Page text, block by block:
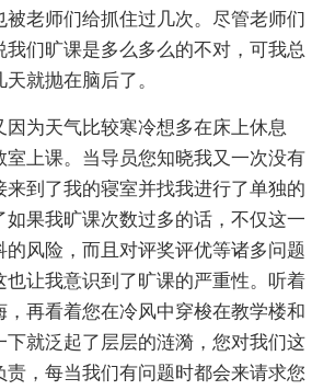
被老师们给抓住过几次。尽管老师们
我们旷课是多么多么的不对，可我总
就抛在脑后了。
因为天气比较寒冷想多在床上休息
室上课。当导员您知晓我又一次没有
来到了我的寝室并找我进行了单独的
如果我旷课次数过多的话，不仅这一
的风险，而且对评奖评优等诸多问题
也让我意识到了旷课的严重性。听着
，再看着您在冷风中穿梭在教学楼和
下就泛起了层层的涟漪，您对我们这
责，每当我们有问题时都会来请求您